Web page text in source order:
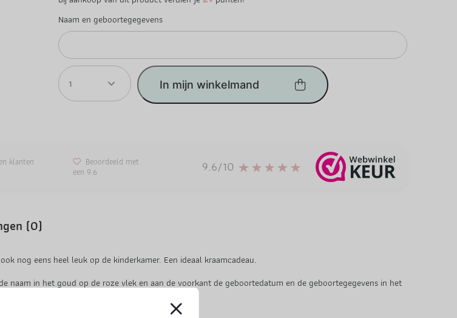
Naam en geboortegegevens
1 In mijn winkelmand
klanten
Beoordeeld met
een 9.6
9.6/10
(0)
nog eens heel leuk op de kinderkamer. Een ideaal kraamcadeau.
in het goud op de roze vlek en aan de voorkant de geboortedatum en de geboortegegevens in het